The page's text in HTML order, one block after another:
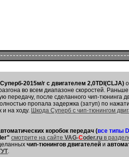
2015м/г с двигателем 2,0TDI(CLJA)
во всем диапазоне скоростей. Раньше
передачу, после сделанного чип-тюнинга
пропала задержка (затуп) по
и на ходу. Шкода Суперб с чип-тюнингом
коробок передач (все типы
смотрите на сайте VAG-Coder.ru в
чип-тюнингов двигателей и
.